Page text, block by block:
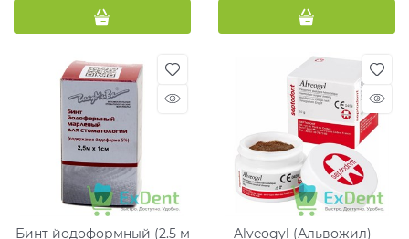
Бинт йодоформный (2.5 м
Alveogyl (Альвожил) -